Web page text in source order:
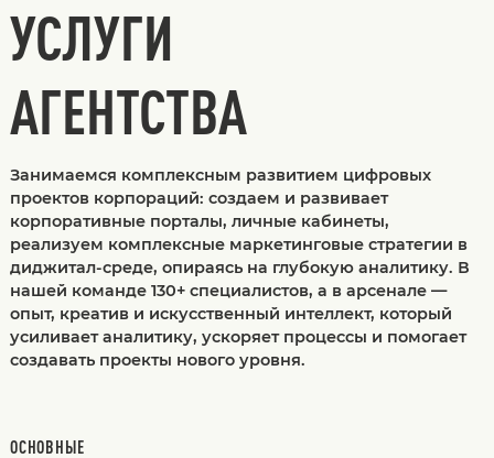
УСЛУГИ
АГЕНТСТВА
Занимаемся комплексным развитием цифровых
проектов корпораций: создаем и развивает
корпоративные порталы, личные кабинеты,
реализуем комплексные маркетинговые стратегии в
диджитал-среде, опираясь на глубокую аналитику. В
нашей команде 130+ специалистов, а в арсенале —
опыт, креатив и искусственный интеллект, который
усиливает аналитику, ускоряет процессы и помогает
создавать проекты нового уровня.
ОСНОВНЫЕ